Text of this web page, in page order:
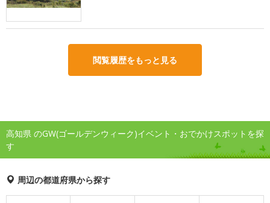
閲覧履歴をもっと見る
高知県 のGW(ゴールデンウィーク)イベント・おでかけスポットを探
す
周辺の都道府県から探す